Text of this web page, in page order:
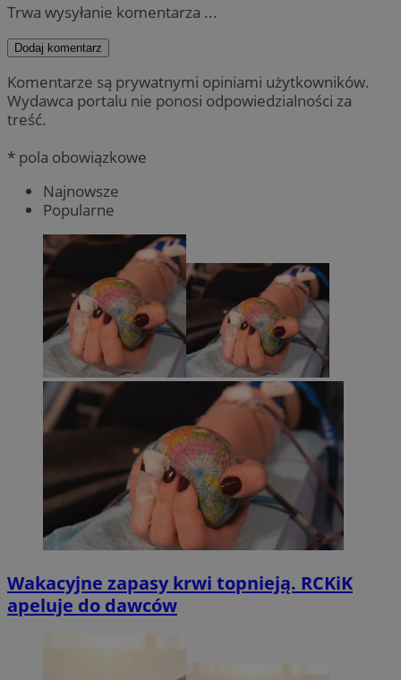
Trwa wysyłanie komentarza ...
Dodaj komentarz
Komentarze są prywatnymi opiniami użytkowników.
Wydawca portalu nie ponosi odpowiedzialności za
treść.
* pola obowiązkowe
Najnowsze
Popularne
Wakacyjne zapasy krwi topnieją. RCKiK
apeluje do dawców